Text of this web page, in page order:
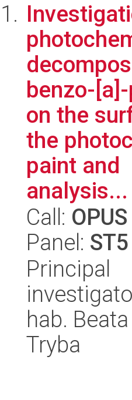
benzo-
on the
the
paint and
analysis...
Call: OPUS
Panel: ST5
Principal
hab.
Tryba